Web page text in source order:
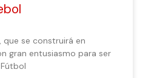
que se construirá en
gran entusiasmo para ser